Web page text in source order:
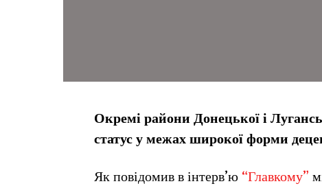
Окремі райони Донецької і
статус у межах широкої форми
Як повідомив в інтерв’ю “Главкому”